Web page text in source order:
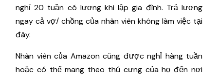
nghỉ 20 tuần có lương khi lập gia đình. Trả lương
ngay cả vợ/ chồng của nhân viên không làm việc tại
đây.
Nhân viên của Amazon cũng được nghỉ hàng tuần
hoặc có thể mang theo thú cưng của họ đến nơi